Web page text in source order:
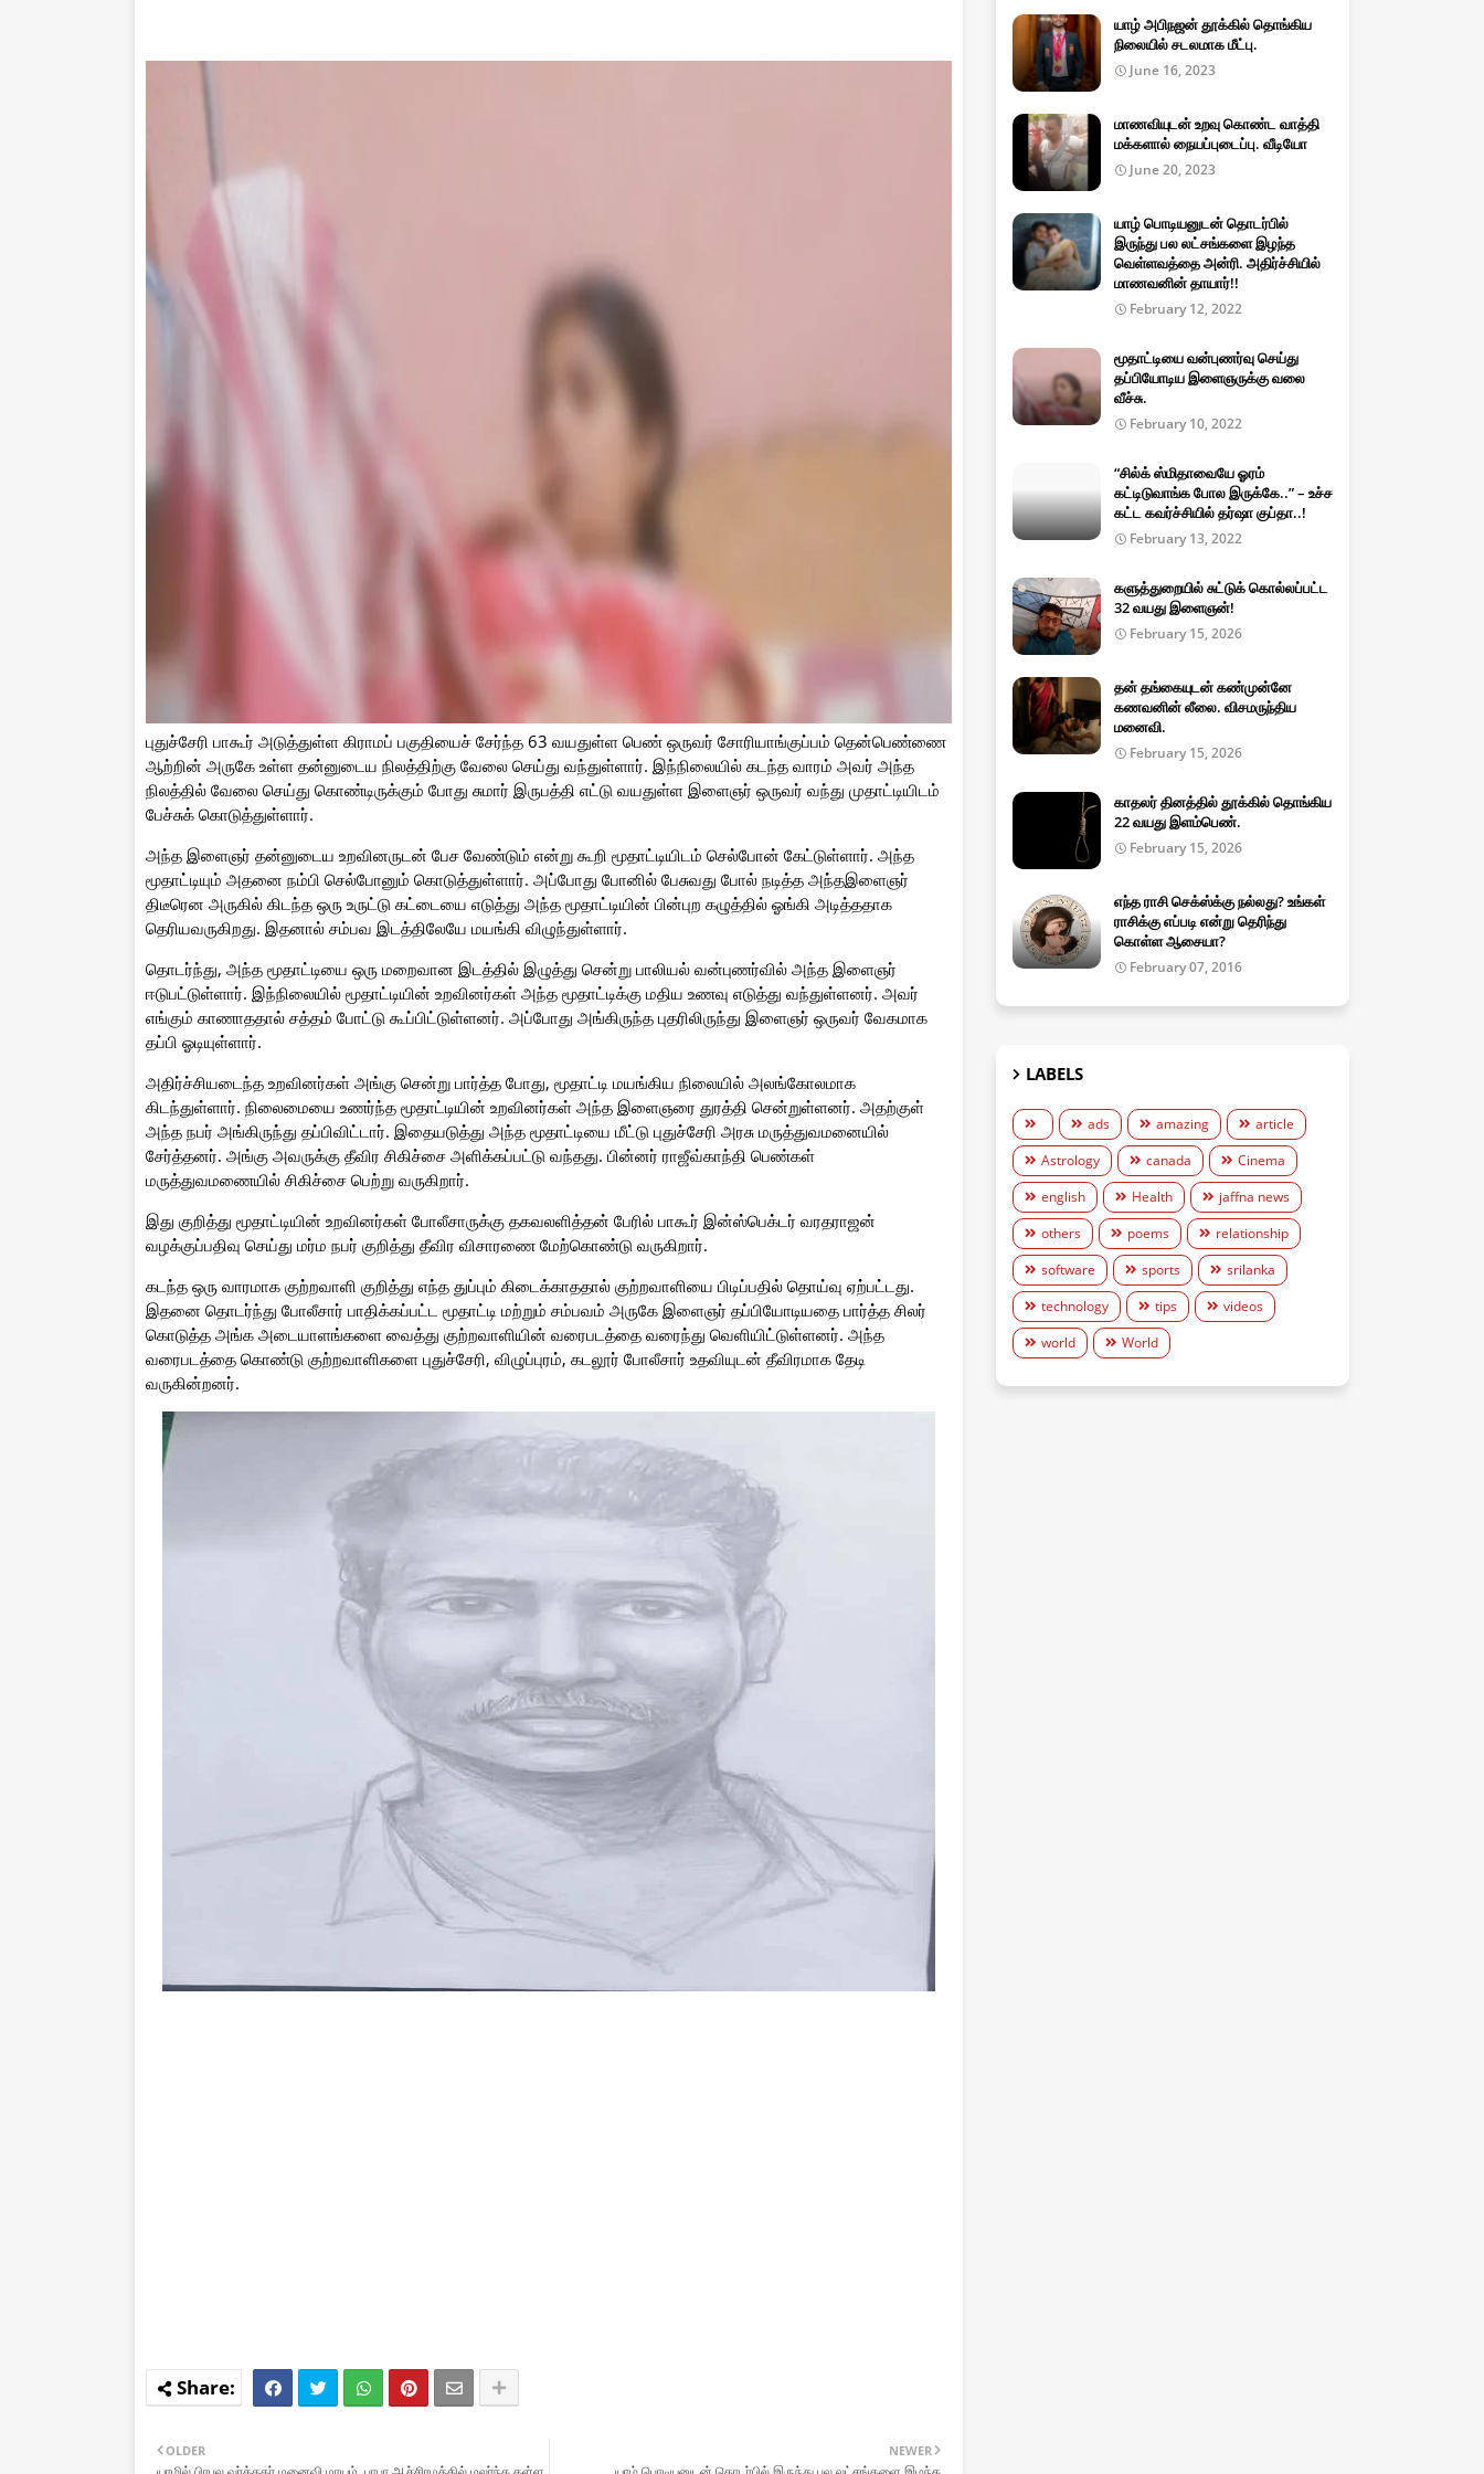
புதுச்சேரி பாகூர் அடுத்துள்ள கிராமப் பகுதியைச் சேர்ந்த 63 வயதுள்ள பெண் ஒருவர் சோரியாங்குப்பம் தென்பெண்ணை
ஆற்றின் அருகே உள்ள தன்னுடைய நிலத்திற்கு வேலை செய்து வந்துள்ளார். இந்நிலையில் கடந்த வாரம் அவர் அந்த
நிலத்தில் வேலை செய்து கொண்டிருக்கும் போது சுமார் இருபத்தி எட்டு வயதுள்ள இளைஞர் ஒருவர் வந்து முதாட்டியிடம்
பேச்சுக் கொடுத்துள்ளார்.
அந்த இளைஞர் தன்னுடைய உறவினருடன் பேச வேண்டும் என்று கூறி மூதாட்டியிடம் செல்போன் கேட்டுள்ளார். அந்த
மூதாட்டியும் அதனை நம்பி செல்போனும் கொடுத்துள்ளார். அப்போது போனில் பேசுவது போல் நடித்த அந்தஇளைஞர்
திடீரென அருகில் கிடந்த ஒரு உருட்டு கட்டையை எடுத்து அந்த மூதாட்டியின் பின்புற கழுத்தில் ஓங்கி அடித்ததாக
தெரியவருகிறது. இதனால் சம்பவ இடத்திலேயே மயங்கி விழுந்துள்ளார்.
தொடர்ந்து, அந்த மூதாட்டியை ஒரு மறைவான இடத்தில் இழுத்து சென்று பாலியல் வன்புணர்வில் அந்த இளைஞர்
ஈடுபட்டுள்ளார். இந்நிலையில் மூதாட்டியின் உறவினர்கள் அந்த மூதாட்டிக்கு மதிய உணவு எடுத்து வந்துள்ளனர். அவர்
எங்கும் காணாததால் சத்தம் போட்டு கூப்பிட்டுள்ளனர். அப்போது அங்கிருந்த புதரிலிருந்து இளைஞர் ஒருவர் வேகமாக
தப்பி ஓடியுள்ளார்.
அதிர்ச்சியடைந்த உறவினர்கள் அங்கு சென்று பார்த்த போது, மூதாட்டி மயங்கிய நிலையில் அலங்கோலமாக
கிடந்துள்ளார். நிலைமையை உணர்ந்த மூதாட்டியின் உறவினர்கள் அந்த இளைஞரை துரத்தி சென்றுள்ளனர். அதற்குள்
அந்த நபர் அங்கிருந்து தப்பிவிட்டார். இதையடுத்து அந்த மூதாட்டியை மீட்டு புதுச்சேரி அரசு மருத்துவமனையில்
சேர்த்தனர். அங்கு அவருக்கு தீவிர சிகிச்சை அளிக்கப்பட்டு வந்தது. பின்னர் ராஜீவ்காந்தி பெண்கள்
மருத்துவமணையில் சிகிச்சை பெற்று வருகிறார்.
இது குறித்து மூதாட்டியின் உறவினர்கள் போலீசாருக்கு தகவலளித்தன் பேரில் பாகூர் இன்ஸ்பெக்டர் வரதராஜன்
வழக்குப்பதிவு செய்து மர்ம நபர் குறித்து தீவிர விசாரணை மேற்கொண்டு வருகிறார்.
கடந்த ஒரு வாரமாக குற்றவாளி குறித்து எந்த துப்பும் கிடைக்காததால் குற்றவாளியை பிடிப்பதில் தொய்வு ஏற்பட்டது.
இதனை தொடர்ந்து போலீசார் பாதிக்கப்பட்ட மூதாட்டி மற்றும் சம்பவம் அருகே இளைஞர் தப்பியோடியதை பார்த்த சிலர்
கொடுத்த அங்க அடையாளங்களை வைத்து குற்றவாளியின் வரைபடத்தை வரைந்து வெளியிட்டுள்ளனர். அந்த
வரைபடத்தை கொண்டு குற்றவாளிகளை புதுச்சேரி, விழுப்புரம், கடலூர் போலீசார் உதவியுடன் தீவிரமாக தேடி
வருகின்றனர்.
NEWER
OLDER
யாழ் அபிநஜன் தூக்கில் தொங்கிய
நிலையில் சடலமாக மீட்பு.
June 16, 2023
மாணவியுடன் உறவு கொண்ட வாத்தி
மக்களால் நையப்புடைப்பு. வீடியோ
June 20, 2023
யாழ் பொடியனுடன் தொடர்பில்
இருந்து பல லட்சங்களை இழந்த
வெள்ளவத்தை அன்ரி. அதிர்ச்சியில்
மாணவனின் தாயார்!!
February 12, 2022
மூதாட்டியை வன்புணர்வு செய்து
தப்பியோடிய இளைஞருக்கு வலை
வீச்சு.
February 10, 2022
“சில்க் ஸ்மிதாவையே ஓரம்
கட்டிடுவாங்க போல இருக்கே..” – உச்ச
கட்ட கவர்ச்சியில் தர்ஷா குப்தா..!
February 13, 2022
களுத்துறையில் சுட்டுக் கொல்லப்பட்ட
32 வயது இளைஞன்!
February 15, 2026
தன் தங்கையுடன் கண்முன்னே
கணவனின் லீலை. விசமருந்திய
மனைவி.
February 15, 2026
காதலர் தினத்தில் தூக்கில் தொங்கிய
22 வயது இளம்பெண்.
February 15, 2026
எந்த ராசி செக்ஸ்க்கு நல்லது? உங்கள்
ராசிக்கு எப்படி என்று தெரிந்து
கொள்ள ஆசையா?
February 07, 2016
LABELS
ads amazing
article
Astrology
canada
Cinema
english
Health
jaffna news
others
poems
relationship
software
sports
srilanka
technology
tips
videos
world
World